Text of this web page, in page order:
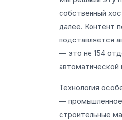
собственный
далее. Контент
подставляется
— это не 154
автоматической
Технология
— промышленное
строительные